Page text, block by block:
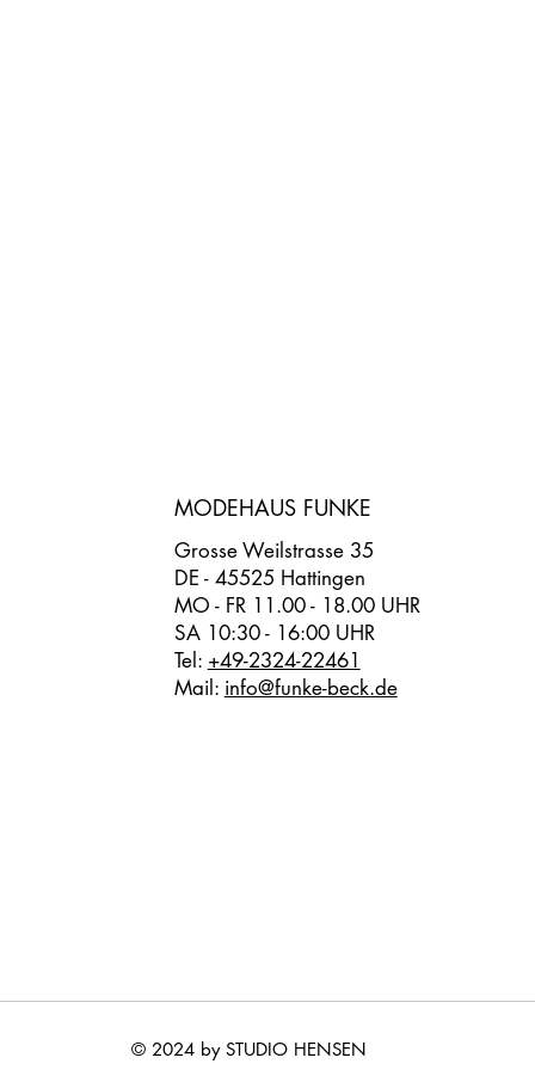
Grosse Weilstrasse 35
DE - 45525 Hattingen
MO - FR 11.00 - 18.00 UHR
SA 10:30 - 16:00 UHR
Tel: +49-2324-22461
Mail: info@funke-beck.de
MODEHAUS FUNKE
© 2024 by STUDIO HENSEN